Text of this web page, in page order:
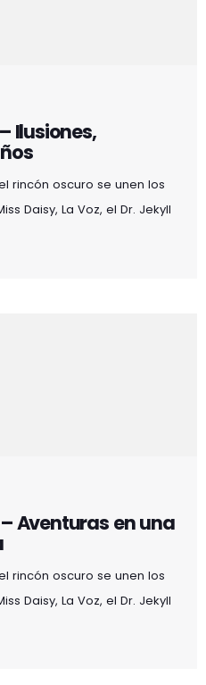
Ilusiones,
rincón oscuro se unen los
Daisy, La Voz, el Dr. Jekyll
mágico lleno de:
– Aventuras en una
rincón oscuro se unen los
Daisy, La Voz, el Dr. Jekyll
mágico lleno de: